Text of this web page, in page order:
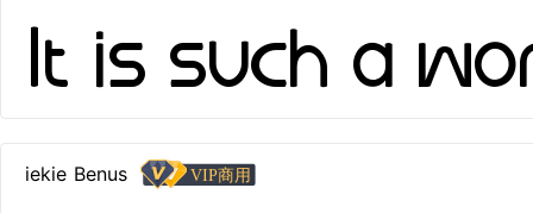
It is such a
iekie Benus